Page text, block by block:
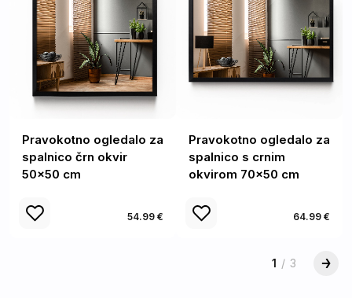
Pravokotno ogledalo za
spalnico črn okvir
50x50 cm
54.99 €
Pravokotno ogledalo za
spalnico s crnim
okvirom 70x50 cm
64.99 €
1 / 3